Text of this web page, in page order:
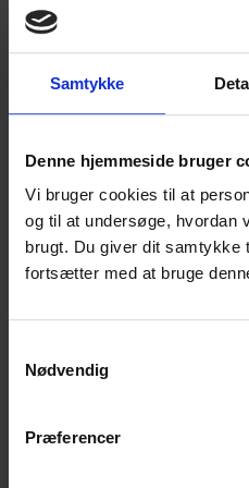
Samtykke
Denne hjemmeside bruger
Vi bruger cookies til at
og til at undersøge, hvordan
brugt. Du giver dit samtykke
fortsætter med at bruge
Nødvendig
Præferencer
ambulant behandling,
behandlingssteder typisk
Nogle gange varetager
at trappe ned det sidste
uden det er nødvendigt
Vil du høre om
abstinenser?
hjælp inde videre
Ring os op